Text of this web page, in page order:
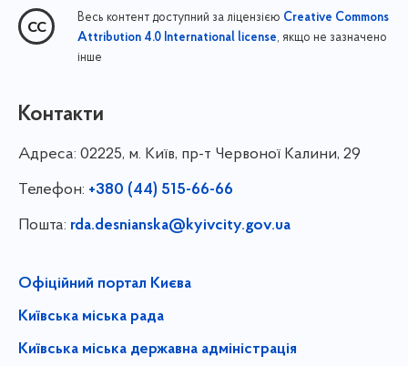
Весь контент доступний за ліцензією Creative Commons
Attribution 4.0 International license, якщо не зазначено
інше
Контакти
Адреса: 02225, м. Київ, пр-т Червоної Калини, 29
Телефон: +380 (44) 515-66-66
Пошта: rda.desnianska@kyivcity.gov.ua
Офіційний портал Києва
Київська міська рада
Київська міська державна адміністрація